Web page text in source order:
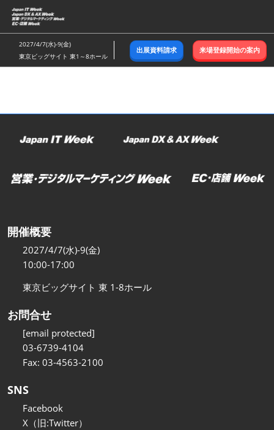
ス
キ
ッ
し
む
2027/4/7(水)-9(金)
東京ビッグサイト 東1～8ホール
出展資料請求 来場登録開始の案内
開催概要
2027/4/7(水)-9(金)
10:00-17:00
東京ビッグサイト 東 1-8ホール
お問合せ
[email protected]
03-6739-4104
Fax: 03-4563-2100
SNS
Facebook
X（旧:Twitter）